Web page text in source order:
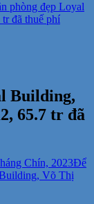
phòng đẹp Loyal
đã thuế phí
Building,
65.7 tr đã
Chín, 2023Để
Võ Thị